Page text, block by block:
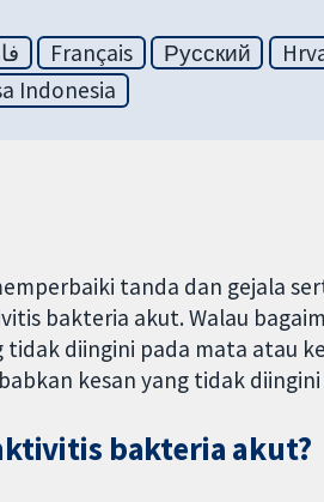
Français Русский
Indonesia
tanda dan gejala
bakteria akut. Walau
tidak diingini pada mata atau
kesan yang tidak
bakteria akut?